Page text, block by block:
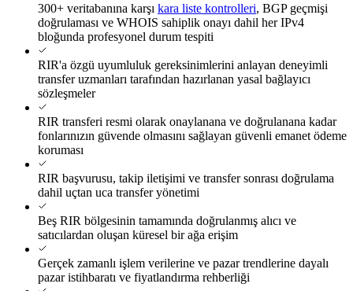
300+ veritabanına karşı kara liste kontrolleri, BGP geçmişi
doğrulaması ve WHOIS sahiplik onayı dahil her IPv4
bloğunda profesyonel durum tespiti
RIR'a özgü uyumluluk gereksinimlerini anlayan deneyimli
transfer uzmanları tarafından hazırlanan yasal bağlayıcı
sözleşmeler
RIR transferi resmi olarak onaylanana ve doğrulanana kadar
fonlarınızın güvende olmasını sağlayan güvenli emanet ödeme
koruması
RIR başvurusu, takip iletişimi ve transfer sonrası doğrulama
dahil uçtan uca transfer yönetimi
Beş RIR bölgesinin tamamında doğrulanmış alıcı ve
satıcılardan oluşan küresel bir ağa erişim
Gerçek zamanlı işlem verilerine ve pazar trendlerine dayalı
pazar istihbaratı ve fiyatlandırma rehberliği